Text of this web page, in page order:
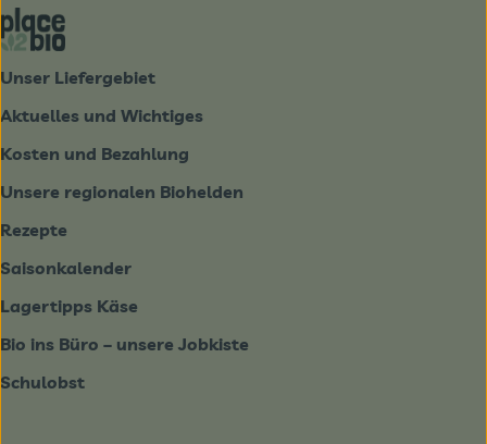
Externer Link zu https://place2bio.de/
Unser Liefergebiet
Aktuelles und Wichtiges
Kosten und Bezahlung
Unsere regionalen Biohelden
Rezepte
Saisonkalender
Lagertipps Käse
Bio ins Büro – unsere Jobkiste
Schulobst